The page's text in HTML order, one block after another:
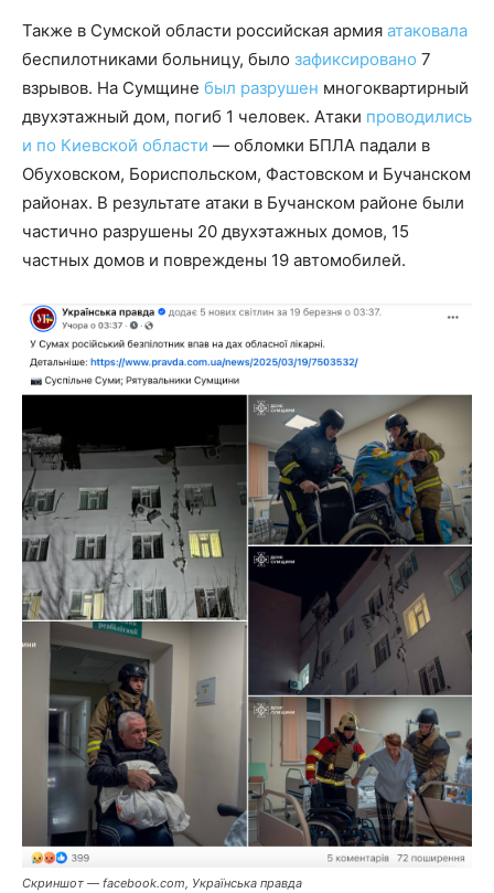
Также в Сумской области российская армия атаковала
беспилотниками больницу, было зафиксировано 7
взрывов. На Сумщине был разрушен многоквартирный
двухэтажный дом, погиб 1 человек. Атаки проводились
и по Киевской области — обломки БПЛА падали в
Обуховском, Бориспольском, Фастовском и Бучанском
районах. В результате атаки в Бучанском районе были
частично разрушены 20 двухэтажных домов, 15
частных домов и повреждены 19 автомобилей.
Скриншот — facebook.com, Українська правда